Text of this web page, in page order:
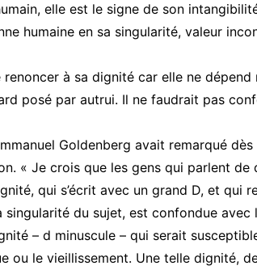
elle est le signe de son
humaine en sa singularité, valeur
renoncer à sa dignité car elle ne dépend
posé par autrui. Il ne faudrait pas
Goldenberg avait remarqué
« Je crois que les gens qui parlent
qui s’écrit avec un grand D, et qui
singularité du sujet, est confondue
– d minuscule – qui serait
ou le vieillissement. Une telle dignité,